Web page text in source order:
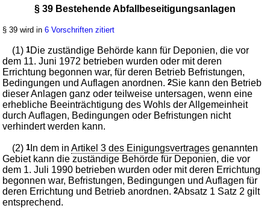
§ 39 Bestehende Abfallbeseitigungsanlagen
§ 39 wird in6 Vorschriften zitiert
(1)1Die zuständige Behörde kann für Deponien, die vor
dem 11. Juni 1972 betrieben wurden oder mit deren
Errichtung begonnen war, für deren Betrieb Befristungen,
Bedingungen und Auflagen anordnen.2Sie kann den Betrieb
dieser Anlagen ganz oder teilweise untersagen, wenn eine
erhebliche Beeinträchtigung des Wohls der Allgemeinheit
durch Auflagen, Bedingungen oder Befristungen nicht
verhindert werden kann.
(2)1 In dem inArtikel 3 des Einigungsvertrages genannten
Gebiet kann die zuständige Behörde für Deponien, die vor
dem 1. Juli 1990 betrieben wurden oder mit deren Errichtung
begonnen war, Befristungen, Bedingungen und Auflagen für
deren Errichtung und Betrieb anordnen.2Absatz 1 Satz 2 gilt
entsprechend.